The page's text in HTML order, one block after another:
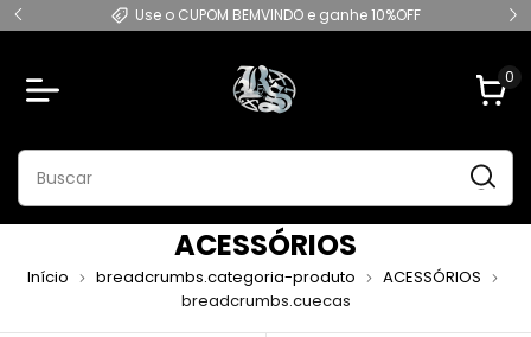
Frete Grátis em compras acima de R$299
0
ACESSÓRIOS
Início breadcrumbs.categoria-produto
ACESSÓRIOS
breadcrumbs.cuecas